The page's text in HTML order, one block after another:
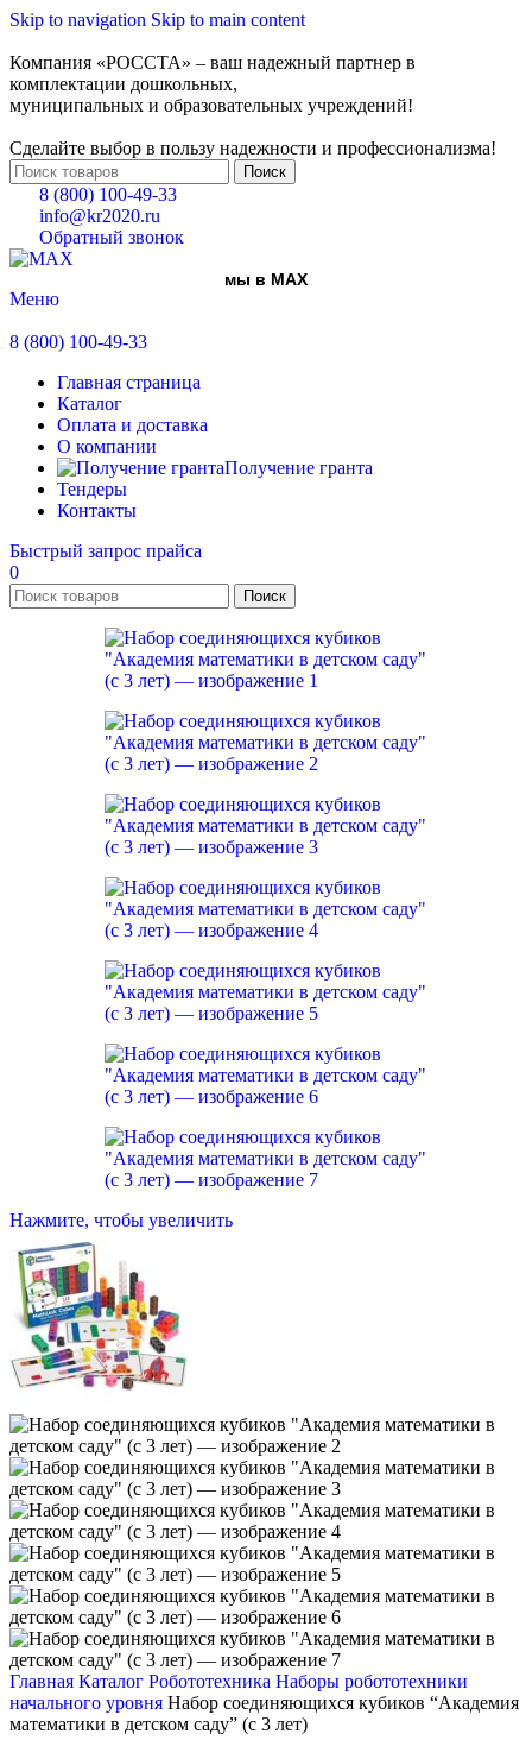
Skip to navigation Skip to main content
Компания «РОССТА» – ваш надежный партнер в
комплектации дошкольных,
муниципальных и образовательных учреждений!
Сделайте выбор в пользу надежности и профессионализма!
Поиск
8 (800) 100-49-33
info@kr2020.ru
Обратный звонок
мы в MAX
Меню
8 (800) 100-49-33
Главная страница
Каталог
Оплата и доставка
О компании
Получение гранта
Тендеры
Контакты
Быстрый запрос прайса
0
Поиск
Нажмите, чтобы увеличить
Главная Каталог Робототехника Наборы робототехники
начального уровня Набор соединяющихся кубиков “Академия
математики в детском саду” (с 3 лет)